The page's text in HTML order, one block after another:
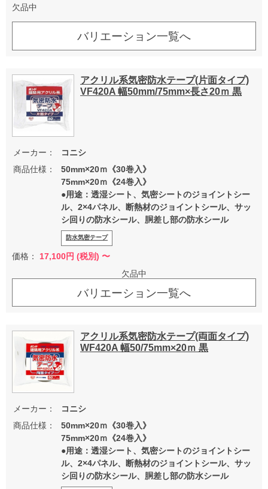
欠品中
バリエーション一覧へ
アクリル系気密防水テープ(片面タイプ)
VF420A 幅50mm/75mm×長さ20ｍ 黒
メーカー：
コニシ
商品仕様：
50mm×20ｍ《30巻入》
75mm×20ｍ《24巻入》
●用途：透湿シート、気密シートのジョイントシー
ル、2×4パネル、断熱材のジョイントシール、サッ
シ回りの防水シール、胴差し部の防水シール
防水気密テープ
価格： 17,100円 (税別) 〜
欠品中
バリエーション一覧へ
アクリル系気密防水テープ(両面タイプ)
WF420A 幅50/75mm×20ｍ 黒
メーカー：
コニシ
商品仕様：
50mm×20ｍ《30巻入》
75mm×20ｍ《24巻入》
●用途：透湿シート、気密シートのジョイントシー
ル、2×4パネル、断熱材のジョイントシール、サッ
シ回りの防水シール、胴差し部の防水シール